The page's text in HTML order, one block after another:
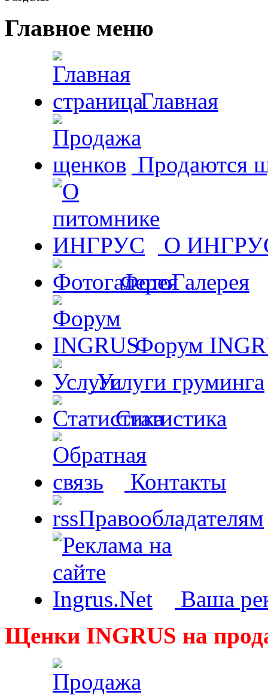
Главное меню
Главная
Продаются
О
ФотоГалерея
Форум
Услуги груминга
Статистика
Контакты
Правообладателям
Ваша
Щенки INGRUS на